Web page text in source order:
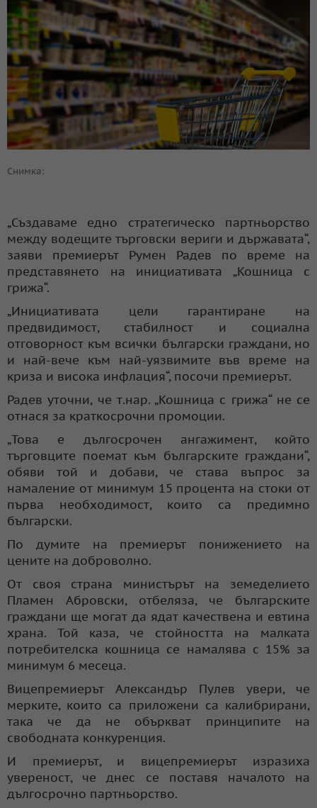
Снимка:
„Създаваме едно стратегическо партньорство
между водещите търговски вериги и държавата“,
заяви премиерът Румен Радев по време на
представянето на инициативата „Кошница с
грижа“.
„Инициативата цели гарантиране на
предвидимост, стабилност и социална
отговорност към всички български граждани, но
и най-вече към най-уязвимите във време на
криза и висока инфлация“, посочи премиерът.
Радев уточни, че т.нар. „Кошница с грижа“ не се
отнася за краткосрочни промоции.
„Това е дългосрочен ангажимент, който
търговците поемат към българските граждани“,
обяви той и добави, че става въпрос за
намаление от минимум 15 процента на стоки от
първа необходимост, които са предимно
български.
По думите на премиерът понижението на
цените на доброволно.
От своя страна министърът на земеделието
Пламен Абровски, отбеляза, че българските
граждани ще могат да ядат качествена и евтина
храна. Той каза, че стойността на малката
потребителска кошница се намалява с 15% за
минимум 6 месеца.
Вицепремиерът Александър Пулев увери, че
мерките, които са приложени са калибрирани,
така че да не объркват принципите на
свободната конкуренция.
И премиерът, и вицепремиерът изразиха
увереност, че днес се поставя началото на
дългосрочно партньорство.